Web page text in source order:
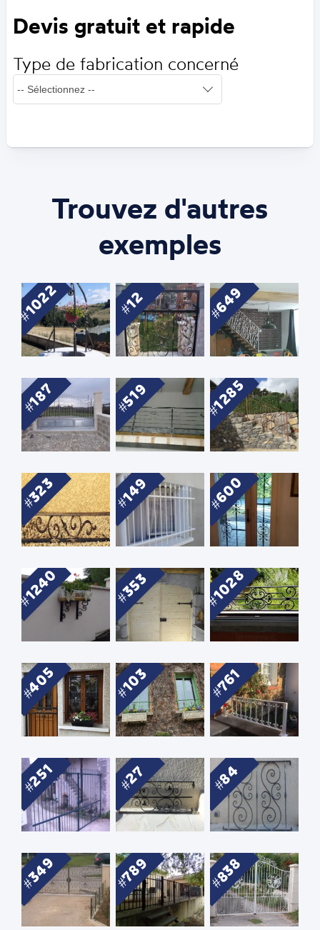
Devis gratuit et rapide
Type de fabrication concerné
Trouvez d'autres
exemples
1022 12 649
187 519 1285
323 149 600
1240 353 1028
405 103 761
251 27 84
349 789 838